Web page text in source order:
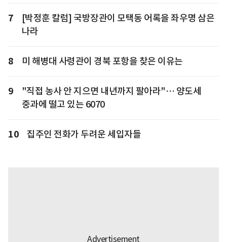
7
[박정훈 칼럼] 국방장관이 모택동 어록을 좌우명 삼은
나라
8 미 해병대 사령관이 경북 포항을 찾은 이유는
9
"직접 농사 안 지으면 내년까지 팔아라"… 양도세
중과에 떨고 있는 6070
10 집주인 전화가 두려운 세입자들